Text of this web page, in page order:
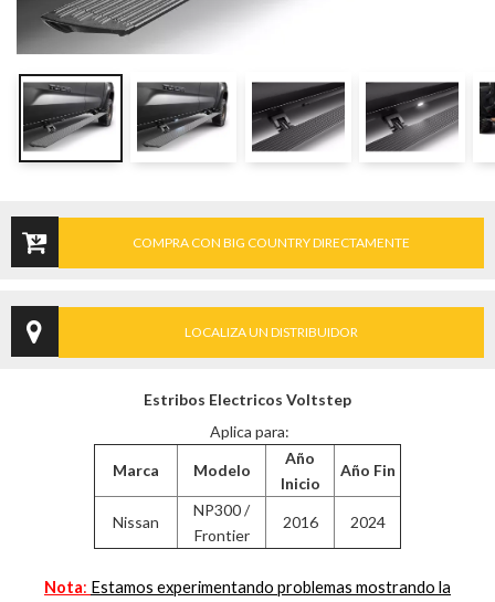
COMPRA CON BIG COUNTRY DIRECTAMENTE
LOCALIZA UN DISTRIBUIDOR
Estribos Electricos Voltstep
Aplica para:
Marca Modelo
Año
Inicio
Año Fin
Nissan
NP300 /
Frontier
2016 2024
Nota: Estamos experimentando problemas mostrando la